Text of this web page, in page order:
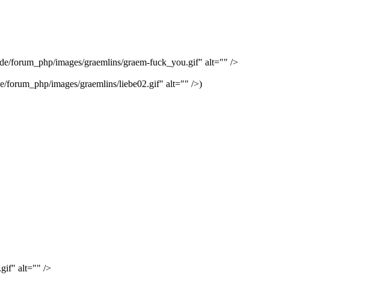
images/graemlins/graem-fuck_you.gif" alt="" />
forum_php/images/graemlins/liebe02.gif" alt="" />)
alt="" />